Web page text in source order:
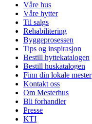
Våre hus
Våre hytter
Til salgs
Rehabilitering
Byggeprosessen
Tips og inspirasjon
Bestill hyttekatalogen
Bestill huskatalogen
Finn din lokale mester
Kontakt oss
Om Mesterhus
Bli forhandler
Presse
KTI